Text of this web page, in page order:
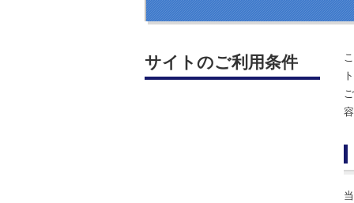
サイトのご利用条件